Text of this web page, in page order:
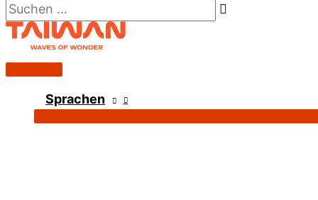
Suchen …
Hauptmenü
Sprachen